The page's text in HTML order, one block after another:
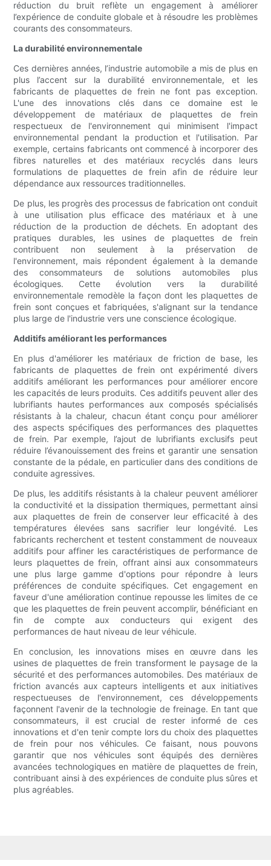
réduction du bruit reflète un engagement à améliorer
l’expérience de conduite globale et à résoudre les problèmes
courants des consommateurs.
La durabilité environnementale
Ces dernières années, l’industrie automobile a mis de plus en
plus l’accent sur la durabilité environnementale, et les
fabricants de plaquettes de frein ne font pas exception.
L'une des innovations clés dans ce domaine est le
développement de matériaux de plaquettes de frein
respectueux de l'environnement qui minimisent l'impact
environnemental pendant la production et l'utilisation. Par
exemple, certains fabricants ont commencé à incorporer des
fibres naturelles et des matériaux recyclés dans leurs
formulations de plaquettes de frein afin de réduire leur
dépendance aux ressources traditionnelles.
De plus, les progrès des processus de fabrication ont conduit
à une utilisation plus efficace des matériaux et à une
réduction de la production de déchets. En adoptant des
pratiques durables, les usines de plaquettes de frein
contribuent non seulement à la préservation de
l'environnement, mais répondent également à la demande
des consommateurs de solutions automobiles plus
écologiques. Cette évolution vers la durabilité
environnementale remodèle la façon dont les plaquettes de
frein sont conçues et fabriquées, s'alignant sur la tendance
plus large de l'industrie vers une conscience écologique.
Additifs améliorant les performances
En plus d'améliorer les matériaux de friction de base, les
fabricants de plaquettes de frein ont expérimenté divers
additifs améliorant les performances pour améliorer encore
les capacités de leurs produits. Ces additifs peuvent aller des
lubrifiants hautes performances aux composés spécialisés
résistants à la chaleur, chacun étant conçu pour améliorer
des aspects spécifiques des performances des plaquettes
de frein. Par exemple, l’ajout de lubrifiants exclusifs peut
réduire l’évanouissement des freins et garantir une sensation
constante de la pédale, en particulier dans des conditions de
conduite agressives.
De plus, les additifs résistants à la chaleur peuvent améliorer
la conductivité et la dissipation thermiques, permettant ainsi
aux plaquettes de frein de conserver leur efficacité à des
températures élevées sans sacrifier leur longévité. Les
fabricants recherchent et testent constamment de nouveaux
additifs pour affiner les caractéristiques de performance de
leurs plaquettes de frein, offrant ainsi aux consommateurs
une plus large gamme d'options pour répondre à leurs
préférences de conduite spécifiques. Cet engagement en
faveur d'une amélioration continue repousse les limites de ce
que les plaquettes de frein peuvent accomplir, bénéficiant en
fin de compte aux conducteurs qui exigent des
performances de haut niveau de leur véhicule.
En conclusion, les innovations mises en œuvre dans les
usines de plaquettes de frein transforment le paysage de la
sécurité et des performances automobiles. Des matériaux de
friction avancés aux capteurs intelligents et aux initiatives
respectueuses de l'environnement, ces développements
façonnent l'avenir de la technologie de freinage. En tant que
consommateurs, il est crucial de rester informé de ces
innovations et d'en tenir compte lors du choix des plaquettes
de frein pour nos véhicules. Ce faisant, nous pouvons
garantir que nos véhicules sont équipés des dernières
avancées technologiques en matière de plaquettes de frein,
contribuant ainsi à des expériences de conduite plus sûres et
plus agréables.